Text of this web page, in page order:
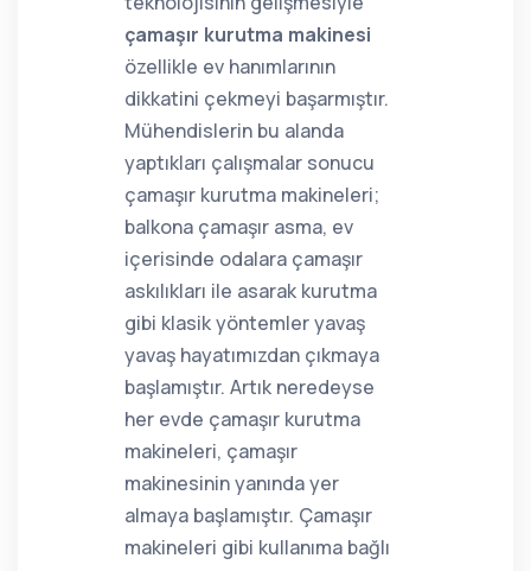
çamaşır kurutma makinesi
özellikle ev hanımlarının
dikkatini çekmeyi başarmıştır.
Mühendislerin bu alanda
yaptıkları çalışmalar sonucu
çamaşır kurutma makineleri;
balkona çamaşır asma, ev
içerisinde odalara çamaşır
askılıkları ile asarak kurutma
gibi klasik yöntemler yavaş
yavaş hayatımızdan çıkmaya
başlamıştır. Artık neredeyse
her evde çamaşır kurutma
makineleri, çamaşır
makinesinin yanında yer
almaya başlamıştır. Çamaşır
makineleri gibi kullanıma bağlı